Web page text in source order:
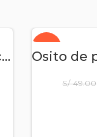
Osito de peluche chef
S/49.00